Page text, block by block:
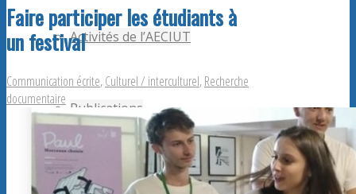
Activités de l’AECIUT
Publications
Adhérents AECiut
Faire participer les étudiants à
un festival
Communication écrite,Culturel / interculturel,Recherche
documentaire